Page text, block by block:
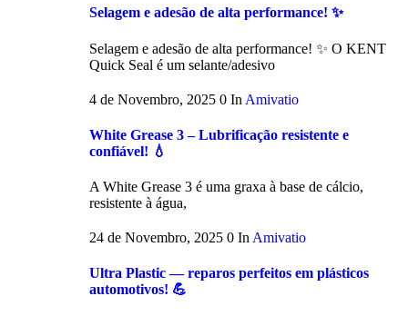
Selagem e adesão de alta performance! ✨
Selagem e adesão de alta performance! ✨ O KENT
Quick Seal é um selante/adesivo
4 de Novembro, 2025 0 In Amivatio
White Grease 3 – Lubrificação resistente e
confiável! 💧
A White Grease 3 é uma graxa à base de cálcio,
resistente à água,
24 de Novembro, 2025 0 In Amivatio
Ultra Plastic — reparos perfeitos em plásticos
automotivos! 💪